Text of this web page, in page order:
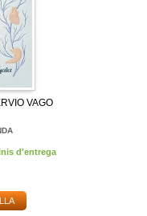
VAGO
d'entrega